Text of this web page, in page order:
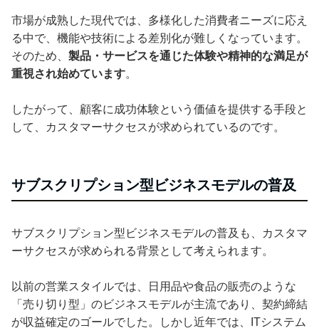
市場が成熟した現代では、多様化した消費者ニーズに応え
る中で、機能や技術による差別化が難しくなっています。
そのため、 製品・サービスを通じた体験や精神的な満足が
重視され始めています。
したがって、顧客に成功体験という価値を提供する手段と
して、カスタマーサクセスが求められているのです。
サブスクリプション型ビジネスモデルの普及
サブスクリプション型ビジネスモデルの普及も、カスタマ
ーサクセスが求められる背景として考えられます。
以前の営業スタイルでは、日用品や食品の販売のような
「売り切り型」のビジネスモデルが主流であり、契約締結
が収益確定のゴールでした。しかし近年では、ITシステム